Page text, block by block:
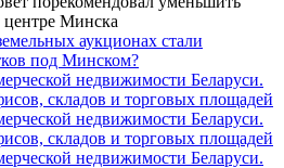
центре Минска
аукционах стали
под Минском?
недвижимости Беларуси.
складов и торговых площадей
недвижимости Беларуси.
складов и торговых площадей
недвижимости Беларуси.